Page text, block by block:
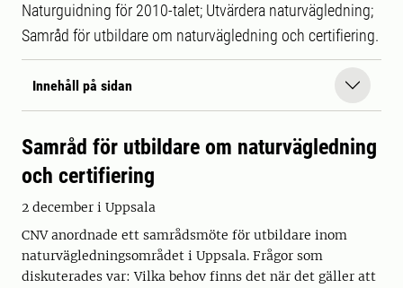
Naturguidning för 2010-talet; Utvärdera naturvägledning;
Samråd för utbildare om naturvägledning och certifiering.
Innehåll på sidan
Samråd för utbildare om naturvägledning
och certifiering
2 december i Uppsala
CNV anordnade ett samrådsmöte för utbildare inom
naturvägledningsområdet i Uppsala. Frågor som
diskuterades var: Vilka behov finns det när det gäller att